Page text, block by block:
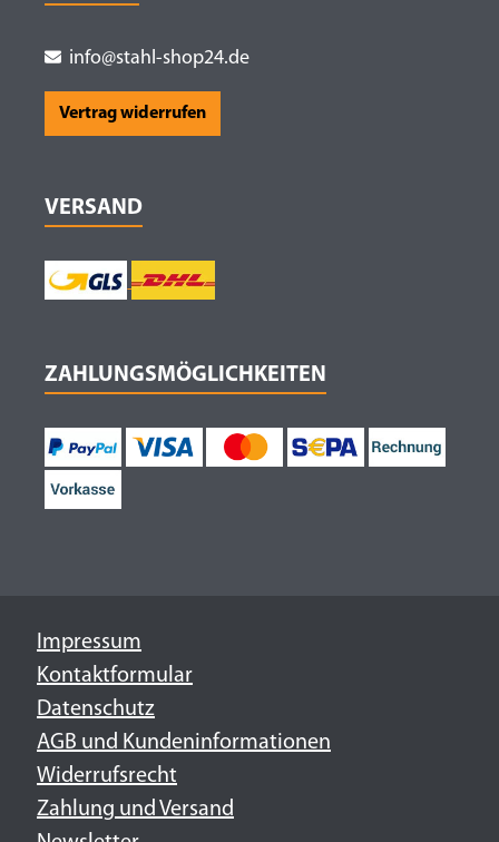
info@stahl-shop24.de
Vertrag widerrufen
VERSAND
ZAHLUNGSMÖGLICHKEITEN
Impressum
Kontaktformular
Datenschutz
AGB und Kundeninformationen
Widerrufsrecht
Zahlung und Versand